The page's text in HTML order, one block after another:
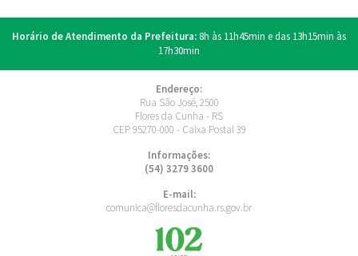
Horário de Atendimento da Prefeitura:8h às 11h45min e das 13h15min às
17h30min
Endereço:
Rua São José, 2500
Flores da Cunha - RS
CEP 95270-000 - Caixa Postal 39
Informações:
(54) 3279 3600
E-mail:
comunica@floresdacunha.rs.gov.br